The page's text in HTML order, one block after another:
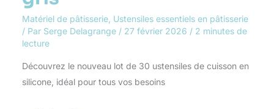
Matériel de pâtisserie, Ustensiles essentiels en pâtisserie
/ Par Serge Delagrange / 27 février 2026 / 2 minutes de
lecture
Découvrez le nouveau lot de 30 ustensiles de cuisson en
silicone, idéal pour tous vos besoins